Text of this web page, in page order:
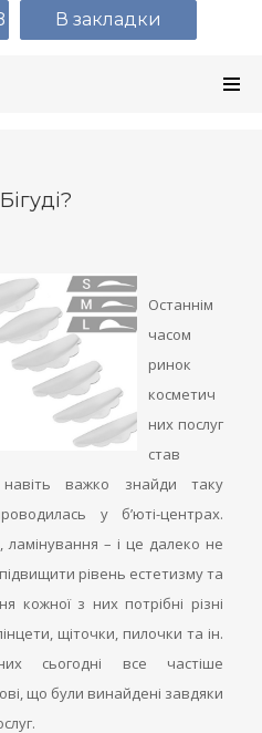
Останнім
часом
ринок
косметич
них послуг
став
важко знайди таку
у б’юті-центрах.
– і це далеко не
підвищити рівень естетизму та
кожної з них потрібні різні
щіточки, пилочки та ін.
сьогодні все частіше
що були винайдені завдяки
В закладки